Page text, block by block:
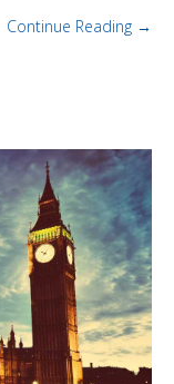
Continue Reading →